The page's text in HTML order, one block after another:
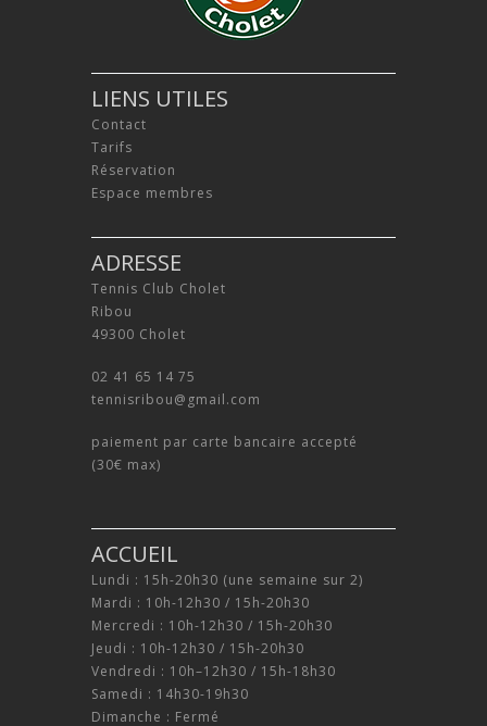
LIENS UTILES
Contact
Tarifs
Réservation
Espace membres
ADRESSE
Tennis Club Cholet
Ribou
49300 Cholet
02 41 65 14 75
tennisribou@gmail.com
paiement par carte bancaire accepté
(30€ max)
ACCUEIL
Lundi : 15h-20h30 (une semaine sur 2)
Mardi : 10h-12h30 / 15h-20h30
Mercredi : 10h-12h30 / 15h-20h30
Jeudi : 10h-12h30 / 15h-20h30
Vendredi : 10h–12h30 / 15h-18h30
Samedi : 14h30-19h30
Dimanche : Fermé